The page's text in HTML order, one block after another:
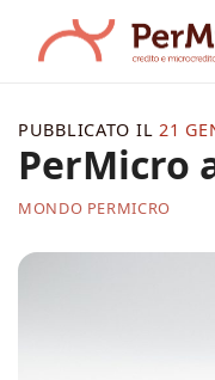
contenuti
MONDO PERMICRO
PerMicro
PUBBLICATO IL21